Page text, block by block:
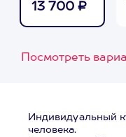
13 700 ₽
Посмотреть
Индивидуальный
человека.